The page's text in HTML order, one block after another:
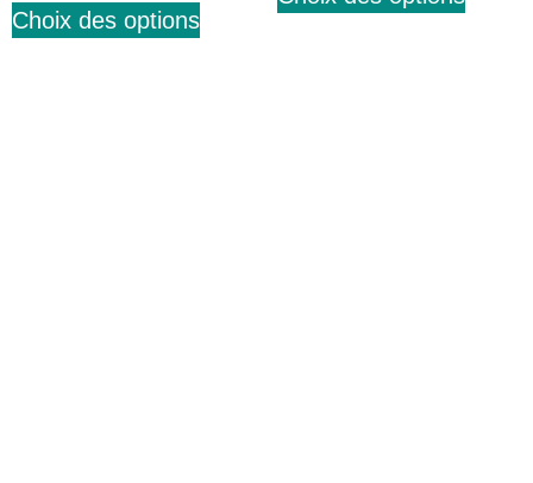
Choix des options